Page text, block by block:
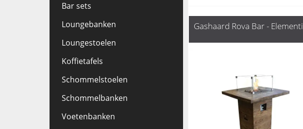
Bar sets
Loungebanken
Loungestoelen
Koffietafels
Schommelstoelen
Schommelbanken
Voetenbanken
Gashaard Rova Bar - Elementi